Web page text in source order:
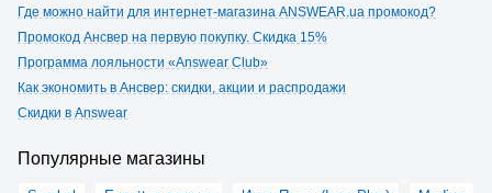
Где можно найти для интернет-магазина ANSWEAR.ua промокод?
Промокод Ансвер на первую покупку. Скидка 15%
Программа лояльности «Answear Club»
Как экономить в Ансвер: скидки, акции и распродажи
Скидки в Answear
Популярные магазины